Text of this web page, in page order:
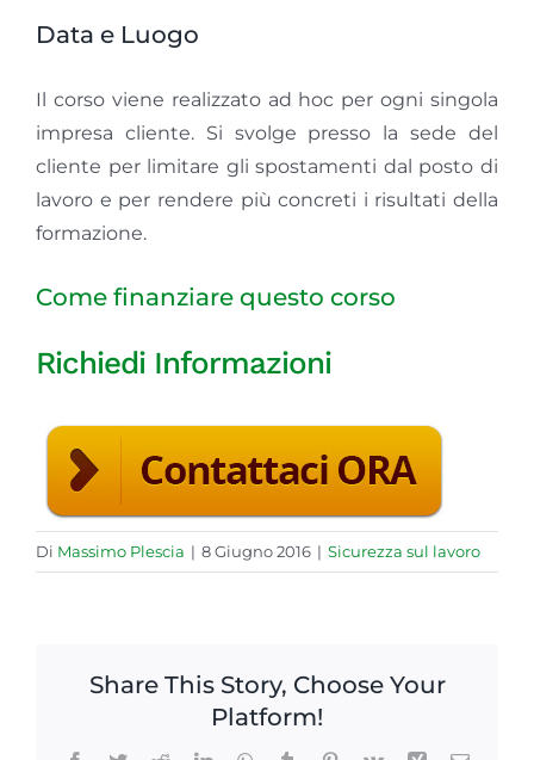
Data e Luogo
Il corso viene realizzato ad hoc per ogni singola
impresa cliente. Si svolge presso la sede del
cliente per limitare gli spostamenti dal posto di
lavoro e per rendere più concreti i risultati della
formazione.
Come finanziare questo corso
Richiedi Informazioni
Di Massimo Plescia | 8 Giugno 2016 | Sicurezza sul lavoro
Share This Story, Choose Your
Platform!